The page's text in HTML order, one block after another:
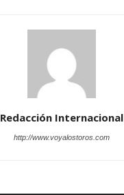
Redacción Internacional
http://www.voyalostoros.com